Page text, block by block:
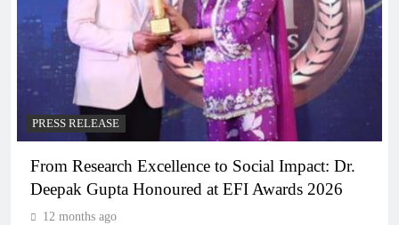
PRESS RELEASE
From Research Excellence to Social Impact: Dr.
Deepak Gupta Honoured at EFI Awards 2026
12 months ago